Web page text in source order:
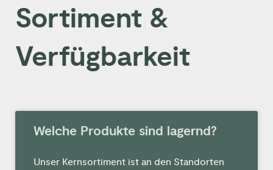
Sortiment &
Verfügbarkeit
Welche Produkte sind lagernd?
Unser Kernsortiment ist an den Standorten